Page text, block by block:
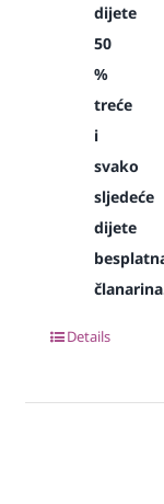
dijete
50
%
treće
i
svako
sljedeće
dijete
Details